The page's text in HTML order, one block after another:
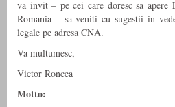
va invit – pe cei care doresc sa
Romania – sa veniti cu sugestii in
legale pe adresa CNA.
Va multumesc,
Victor Roncea
Motto: